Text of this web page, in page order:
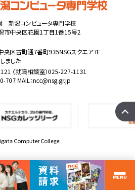
新潟コンピュータ専門学校
市中央区花園1丁目1番15号2
区古町通7番町935NSGスクエア7F
ました
（就職相談室）025-227-1131
707 MAIL：ncc@nsg.gr.jp
Computer College.
MENU